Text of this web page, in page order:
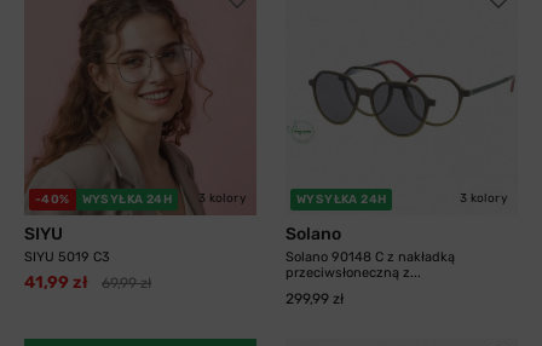
-40% WYSYŁKA 24H 3 kolory
SIYU
SIYU 5019 C3
41,99 zł 69,99 zł
WYSYŁKA 24H 3 kolory
Solano
Solano 90148 C z nakładką
przeciwsłoneczną z...
299,99 zł